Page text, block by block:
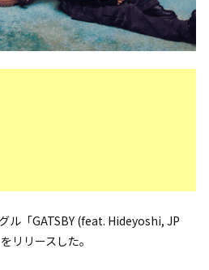
ル「GATSBY (feat. Hideyoshi, JP
リリースした。